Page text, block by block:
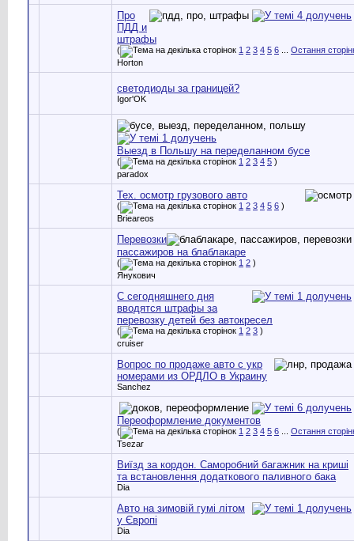
Про
ПДД и
штрафы
( 1 2 3 4 5 6
Остання
Horton
светодиоды за границей?
Igor'OK
Выезд в Польшу на переделанном бусе
( 1 2 3 4 5 )
paradox
Тех. осмотр грузового авто
( 1 2 3 4 5 6 )
Brieareos
Перевозки
пассажиров на блаблакаре
( 1 2 )
Янукович
С сегодняшнего дня
вводятся штрафы за
перевозку детей без автокресел
( 1 2 3 )
cruiser
Вопрос по продаже авто с укр
номерами из ОРДЛО в Украину
Sanchez
Переоформление документов
( 1 2 3 4 5 6
Остання
Tsezar
Виїзд за кордон. Саморобний багажник на криші
та встановлення додаткового паливного бака
Dia
Авто на зимовій гумі літом
у Європі
Dia